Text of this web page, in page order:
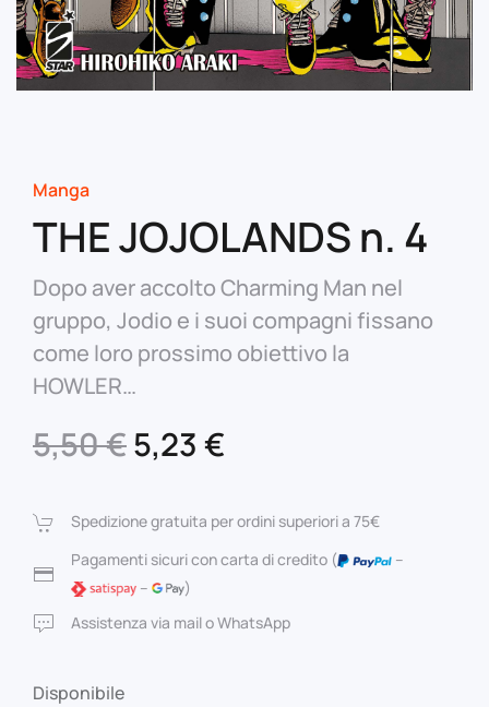
Manga
THE JOJOLANDS n. 4
Dopo aver accolto Charming Man nel
gruppo, Jodio e i suoi compagni fissano
come loro prossimo obiettivo la
HOWLER…
5,50€Il
originale
era:
5,50 €.
5,23 €
attuale
è:
Spedizione gratuita per ordini superiori a 75€
Pagamenti sicuri con carta di credito (
–
–
)
Assistenza via mail o WhatsApp
Disponibile